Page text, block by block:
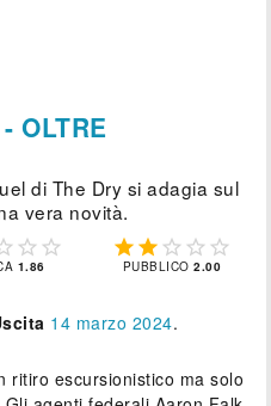
OLTRE
di The Dry si adagia sul
vera novità.
 
1.86
    
PUBBLICO2.00
14 marzo 2024.
ritiro escursionistico ma solo